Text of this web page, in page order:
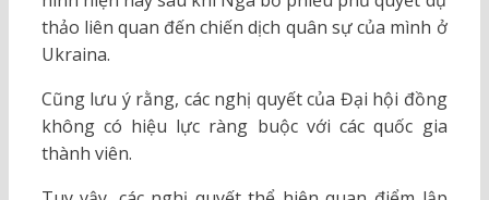
thảo liên quan đến chiến dịch quân sự của mình ở
Ukraina.
Cũng lưu ý rằng, các nghị quyết của Đại hội đồng
không có hiệu lực ràng buộc với các quốc gia
thành viên.